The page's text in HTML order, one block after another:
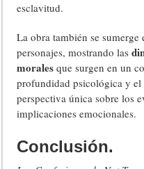
esclavitud.
La obra también se
personajes, mostrando las
morales que surgen en un
profundidad psicológica y
perspectiva única sobre los
implicaciones emocionales.
Conclusión.